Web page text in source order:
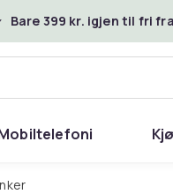
Bare 399 kr. igjen til fri